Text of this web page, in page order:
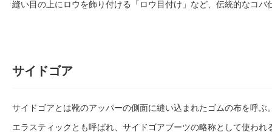
縫い目の上にロウを飾り付ける「ロウ目付け」など、伝統的なコバ
サイドゴア
サイドゴアとは靴のアッパーの側面に縫い込まれたゴムの布を呼ぶ
エラスティックとも呼ばれ、サイドゴアブーツの略称として使われ